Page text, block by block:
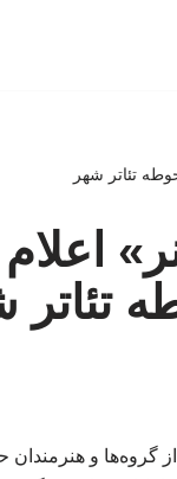
تئاتر شهر
تئاتر
گروه‌ها و